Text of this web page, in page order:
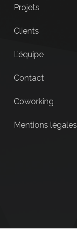
Projets
Clients
L’équipe
Contact
Coworking
Mentions légales